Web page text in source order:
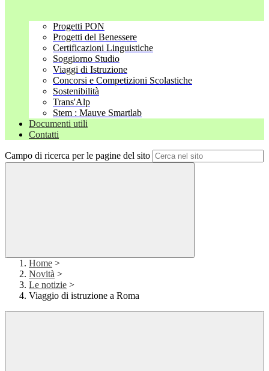
Progetti PON
Progetti del Benessere
Certificazioni Linguistiche
Soggiorno Studio
Viaggi di Istruzione
Concorsi e Competizioni Scolastiche
Sostenibilità
Trans'Alp
Stem : Mauve Smartlab
Documenti utili
Contatti
Campo di ricerca per le pagine del sito
Home >
Novità >
Le notizie >
Viaggio di istruzione a Roma